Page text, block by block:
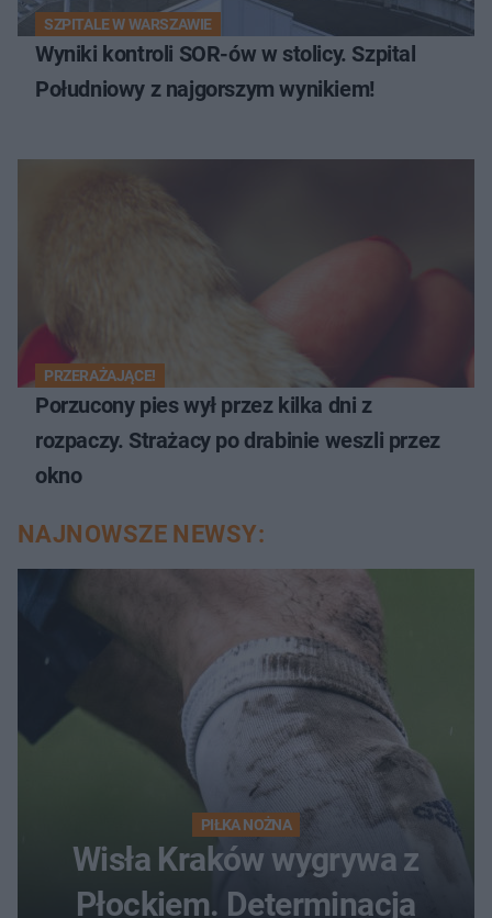
SZPITALE W WARSZAWIE
Wyniki kontroli SOR-ów w stolicy. Szpital
Południowy z najgorszym wynikiem!
PRZERAŻAJĄCE!
Porzucony pies wył przez kilka dni z
rozpaczy. Strażacy po drabinie weszli przez
okno
NAJNOWSZE NEWSY:
PIŁKA NOŻNA
Wisła Kraków wygrywa z
Płockiem. Determinacja